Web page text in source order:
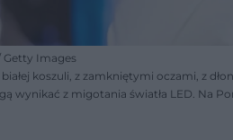
Getty Images
koszuli, z zamkniętymi oczami, z
wynikać z migotania światła LED. Na